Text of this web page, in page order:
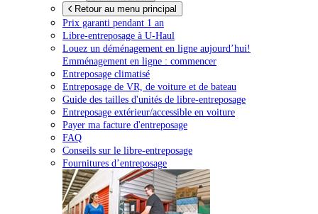
Retour au menu principal
Prix garanti pendant 1 an
Libre-entreposage à U-Haul
Louez un déménagement en ligne aujourd’hui!
Emménagement en ligne : commencer
Entreposage climatisé
Entreposage de VR, de voiture et de bateau
Guide des tailles d'unités de libre-entreposage
Entreposage extérieur/accessible en voiture
Payer ma facture d'entreposage
FAQ
Conseils sur le libre-entreposage
Fournitures d’entreposage